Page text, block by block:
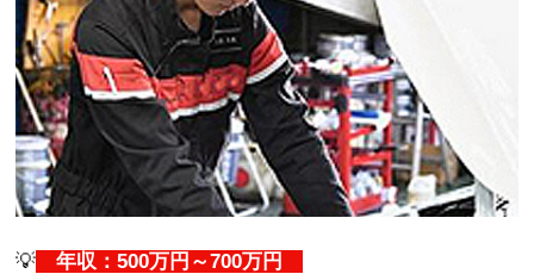
💡 年収：500万円～700万円